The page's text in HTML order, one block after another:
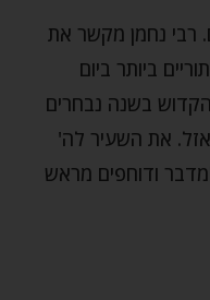
רבי נחמן מקשר את
ביותר ביום
בשנה נבחרים
את השעיר לה'
ודוחפים מראש